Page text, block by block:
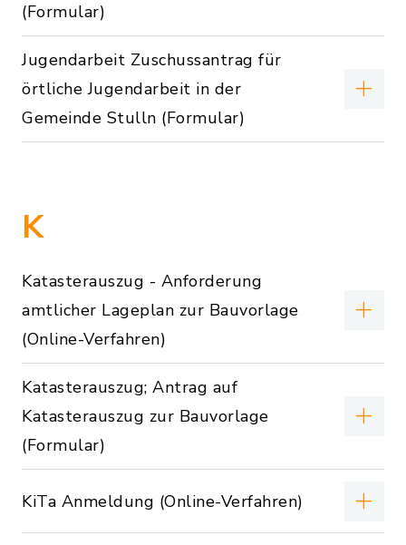
(Formular)
Jugendarbeit Zuschussantrag für
örtliche Jugendarbeit in der
Gemeinde Stulln (Formular)
K
Katasterauszug - Anforderung
amtlicher Lageplan zur Bauvorlage
(Online-Verfahren)
Katasterauszug; Antrag auf
Katasterauszug zur Bauvorlage
(Formular)
KiTa Anmeldung (Online-Verfahren)